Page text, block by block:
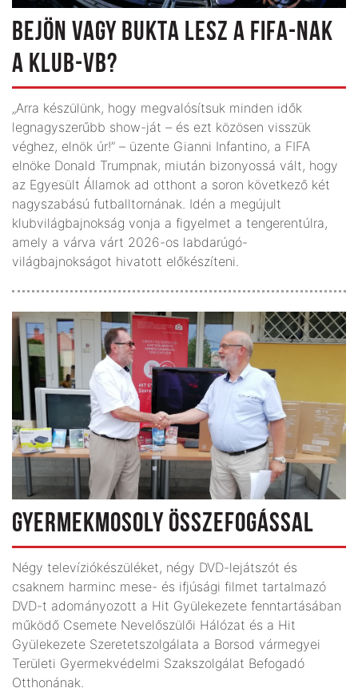
BEJÖN VAGY BUKTA LESZ A FIFA-NAK
A KLUB-VB?
„Arra készülünk, hogy megvalósítsuk minden idők
legnagyszerűbb show-ját – és ezt közösen visszük
véghez, elnök úr!” – üzente Gianni Infantino, a FIFA
elnöke Donald Trumpnak, miután bizonyossá vált, hogy
az Egyesült Államok ad otthont a soron következő két
nagyszabású futballtornának. Idén a megújult
klubvilágbajnokság vonja a figyelmet a tengerentúlra,
amely a várva várt 2026-os labdarúgó-
világbajnokságot hivatott előkészíteni.
GYERMEKMOSOLY ÖSSZEFOGÁSSAL
Négy televíziókészüléket, négy DVD-lejátszót és
csaknem harminc mese- és ifjúsági filmet tartalmazó
DVD-t adományozott a Hit Gyülekezete fenntartásában
működő Csemete Nevelőszülői Hálózat és a Hit
Gyülekezete Szeretetszolgálata a Borsod vármegyei
Területi Gyermekvédelmi Szakszolgálat Befogadó
Otthonának.